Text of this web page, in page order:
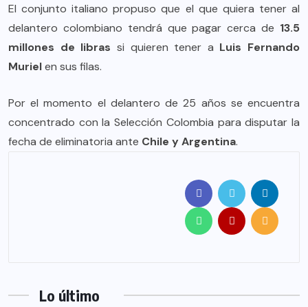
El conjunto italiano propuso que el que quiera tener al
delantero colombiano tendrá que pagar cerca de 13.5
millones de libras si quieren tener a Luis Fernando
Murielen sus filas.
Por el momento el delantero de 25 años se encuentra
concentrado con la Selección Colombia para disputar la
fecha de eliminatoria ante Chile y Argentina.
Lo último